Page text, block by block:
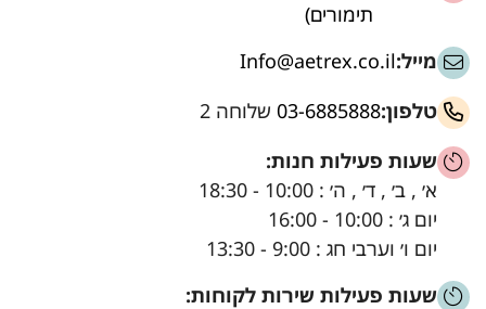
תימורים)
מייל:Info@aetrex.co.il
טלפון:03-6885888 שלוחה 2
שעות פעילות חנות:
א׳ , ב׳ , ד׳ , ה׳ : 10:00 - 18:30
יום ג׳ : 10:00 - 16:00
יום ו׳ וערבי חג : 9:00 - 13:30
שעות פעילות שירות לקוחות: